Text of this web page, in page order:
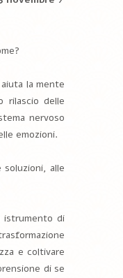
la mente
rilascio delle
nervoso
emozioni.
soluzioni, alle
istrumento di
e coltivare
di se